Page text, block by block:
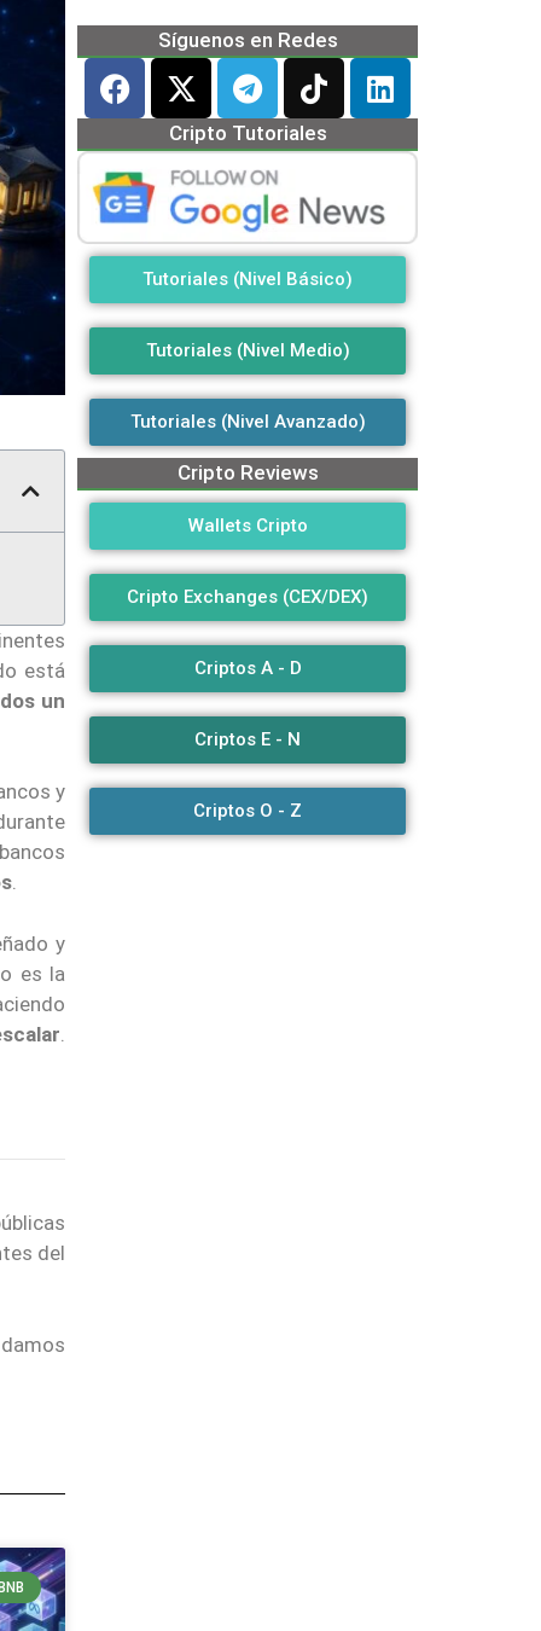
está
un
y
.
y
es la
del
Síguenos en Redes
Cripto Tutoriales
Tutoriales (Nivel Básico)
Tutoriales (Nivel Medio)
Tutoriales (Nivel Avanzado)
Cripto Reviews
Wallets Cripto
Cripto Exchanges (CEX/DEX)
Criptos A - D
Criptos E - N
Criptos O - Z